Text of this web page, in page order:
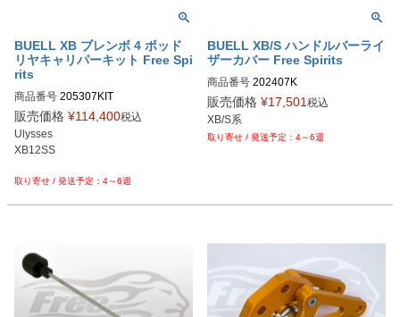
BUELL XB ブレンボ 4 ポッド
リヤキャリパーキット Free Spi
rits
商品番号 205307KIT
205307 KIT
販売価格 ¥114,400税込
Ulysses
XB12SS
4～6週
BUELL XB/S ハンドルバーライ
ザーカバー Free Spirits
商品番号 202407K
販売価格 ¥17,501 税込
4～6週